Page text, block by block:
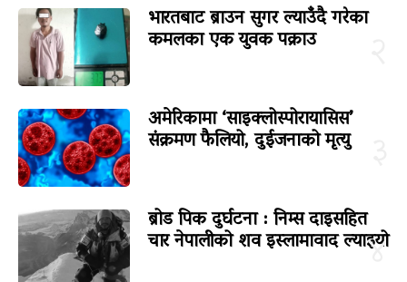
भारतबाट ब्राउन सुगर ल्याउँदै गरेका
कमलका एक युवक पक्राउ
अमेरिकामा ‘साइक्लोस्पोरायासिस’
संक्रमण फैलियो, दुईजनाको मृत्यु
४
ब्रोड पिक दुर्घटना : निम्स दाइसहित
चार नेपालीको शव इस्लामावाद ल्याइयो